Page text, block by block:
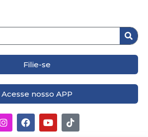
Filie-se
Acesse nosso APP